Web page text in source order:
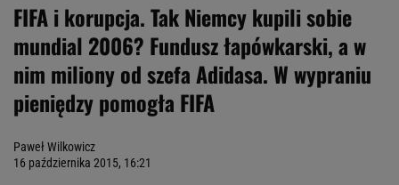
FIFA i korupcja. Tak Niemcy kupili sobie
mundial 2006? Fundusz łapówkarski, a w
nim miliony od szefa Adidasa. W wypraniu
pieniędzy pomogła FIFA
Paweł Wilkowicz
16 października 2015, 16:21